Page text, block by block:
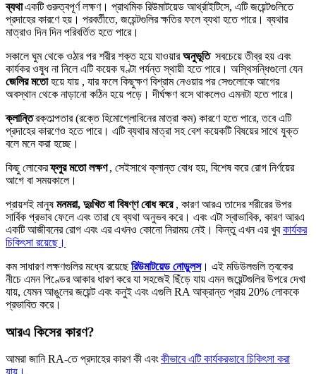
ব্যথাএকটি গুরুত্বপূর্ণ লক্ষণ। প্রাথমিক রিউমাটয়েড আর্থ্রাইটিসে, এটি জয়েন্টগুলিতে
প্রদাহের কারণে হয়। পরবর্তীতে, জয়েন্টগুলির ক্ষতির ফলে ব্যথা হতে পারে। ব্যথার
মাত্রাও দিন দিন পরিবর্তিত হতে পারে।
সকালে ঘুম থেকে ওঠার পর শরীর শক্ত হয়ে যাওয়ারঅনুভূতি সবচেয়ে তীব্র হয় এবং
কার্যকর ওষুধ না নিলে এটি কয়েক ঘণ্টা পর্যন্ত স্থায়ী হতে পারে। অস্থিসন্ধিগুলো যেন
জেলির মতোহয়ে যায় , যার ফলে কিছুক্ষণ বিশ্রাম নেওয়ার পর সেগুলোকে আগের
অবস্থান থেকে নাড়ানো কঠিন হয়ে পড়ে। দীর্ঘক্ষণ বসে থাকলেও এমনটা হতে পারে।
ক্লান্তিরক্তাল্পতার (রক্তে হিমোগ্লোবিনের মাত্রা কম) কারণে হতে পারে, তবে এটি
প্রদাহের কারণেও হতে পারে। এটি ব্যথার মাত্রা সহ বেশ কয়েকটি বিষয়ের সাথে যুক্ত
বলে মনে করা হচ্ছে।
কিছু লোকেরফ্লুর মতো লক্ষণ, সেইসাথে ক্লান্ত বোধ হয়, বিশেষ করে রোগ নির্ণয়ের
আগে বা সময়কালে।
প্রায়শই মানুষমনমরা, দুঃখিত বা বিষণ্ণ বোধ করে, কারণ আরএ তাদের শরীরের উপর
সার্বিক প্রভাব ফেলে এবং তারা যে ব্যথা অনুভব করে। এবং এটা স্বাভাবিক, কারণ আরএ
একটি আজীবনের রোগ এবং এর এখনও কোনো নিরাময় নেই। কিন্তু এখন এর খুবকার্যকর
চিকিৎসা রয়েছে।
কম সাধারণ লক্ষণগুলির মধ্যে রয়েছেরিউমাটয়েড নোডুলস। এই মডিউলগুলি ত্বকের
নীচে এমন পিণ্ডের আকার ধারণ করে যা সহজেই ছিঁড়ে যায় এমন জয়েন্টগুলির উপরে দেখা
যায়, যেমন আঙুলের জয়েন্ট এবং কনুই এবং এগুলি RA আক্রান্ত প্রায় 20% লোককে
প্রভাবিত করে।
আরএ কিসের কারণ?
আমরা জানি RA-তে প্রদাহের কারণ কী এবংকীভাবে এটি কার্যকরভাবে চিকিৎসা করা